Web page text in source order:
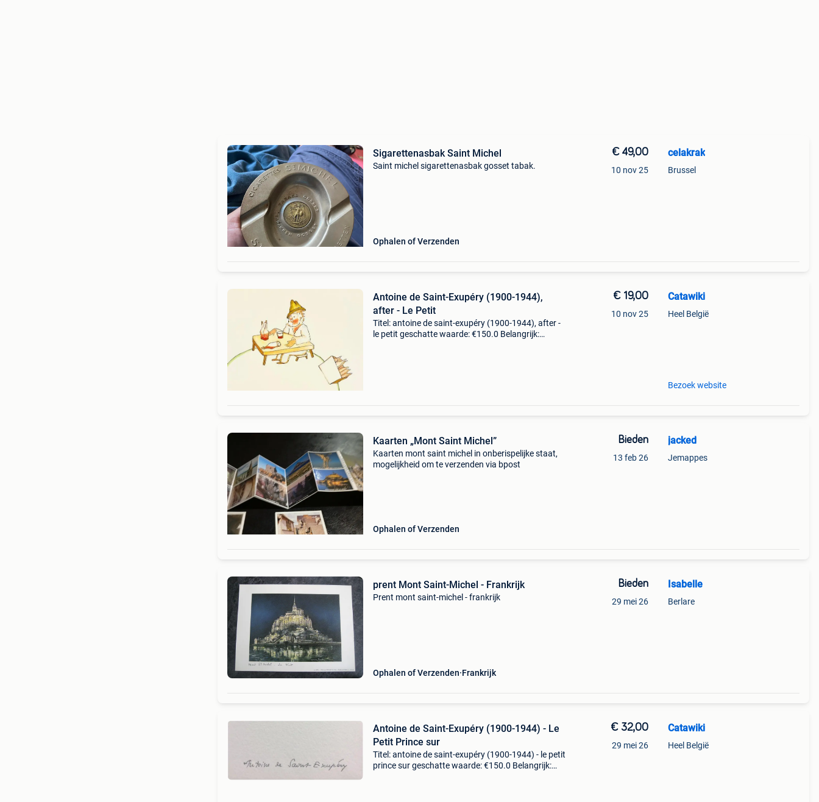
Sigarettenasbak Saint Michel
Saint michel sigarettenasbak gosset tabak.
Ophalen of Verzenden
€ 49,00
10 nov 25
celakrak
Brussel
Antoine de Saint-Exupéry (1900-1944),
after - Le Petit
Titel: antoine de saint-exupéry (1900-1944), after -
le petit geschatte waarde: €150.0 Belangrijk:
€ 19,00
10 nov 25
Catawiki
Heel België
Bezoek website
Kaarten „Mont Saint Michel”
Kaarten mont saint michel in onberispelijke staat,
mogelijkheid om te verzenden via bpost
Ophalen of Verzenden
Bieden
13 feb 26
jacked
Jemappes
prent Mont Saint-Michel - Frankrijk
Prent mont saint-michel - frankrijk
Ophalen of Verzenden Frankrijk
Bieden
29 mei 26
Isabelle
Berlare
Antoine de Saint-Exupéry (1900-1944) - Le
Petit Prince sur
Titel: antoine de saint-exupéry (1900-1944) - le petit
prince sur geschatte waarde: €150.0 Belangrijk:
€ 32,00
29 mei 26
Catawiki
Heel België